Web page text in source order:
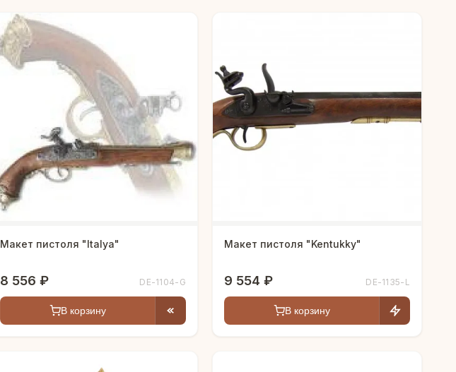
Макет пистоля "Italya"
8 556 ₽ DE-1104-G
В корзину
Макет пистоля "Kentukky"
9 554 ₽ DE-1135-L
В корзину